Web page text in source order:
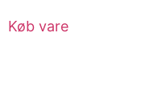
Køb vare